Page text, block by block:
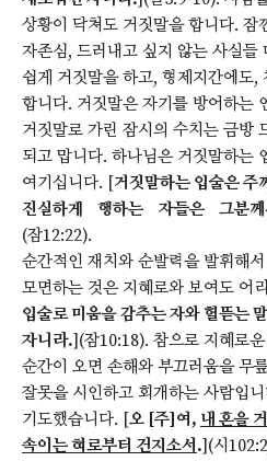
상황이 닥쳐도 거짓말을 합니다. 잠
자존심, 드러내고 싶지 않는 사실들
쉽게 거짓말을 하고, 형제지간에도,
합니다. 거짓말은 자기를 방어하는
거짓말로 가린 잠시의 수치는 금방
되고 맙니다. 하나님은 거짓말하는
여기십니다. [거짓말하는 입술은 주
진실하게 행하는 자들은 그분
(잠12:22).
순간적인 재치와 순발력을 발휘해
모면하는 것은 지혜로와 보여도 어
입술로 미움을 감추는 자와 헐뜯는
자니라.](잠10:18). 참으로 지혜로
순간이 오면 손해와 부끄러움을 무
잘못을 시인하고 회개하는 사람입
기도했습니다. [오 [주]여, 내 혼을
속이는 혀로부터 건지소서.](시